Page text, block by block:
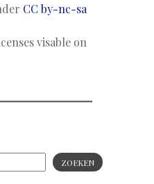
CC by-nc-sa
visable on
ZOEKEN